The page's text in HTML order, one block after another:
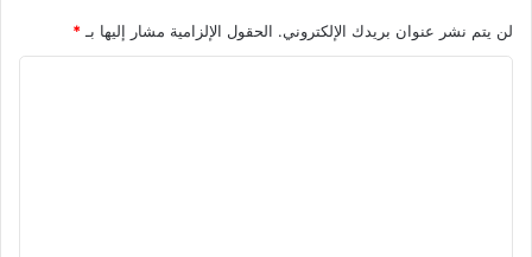
لن يتم نشر عنوان بريدك الإلكتروني. الحقول الإلزامية مشار إليها بـ *